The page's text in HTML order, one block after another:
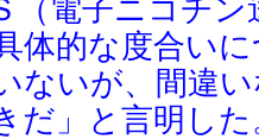
（電子ニコチ
体的な度合い
ないが、間違
だ」と言明した